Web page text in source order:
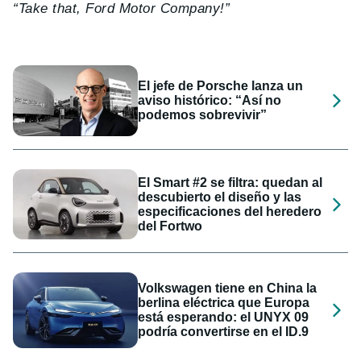
“Take that, Ford Motor Company!”
El jefe de Porsche lanza un
aviso histórico: “Así no
podemos sobrevivir”
El Smart #2 se filtra: quedan al
descubierto el diseño y las
especificaciones del heredero
del Fortwo
Volkswagen tiene en China la
berlina eléctrica que Europa
está esperando: el UNYX 09
podría convertirse en el ID.9